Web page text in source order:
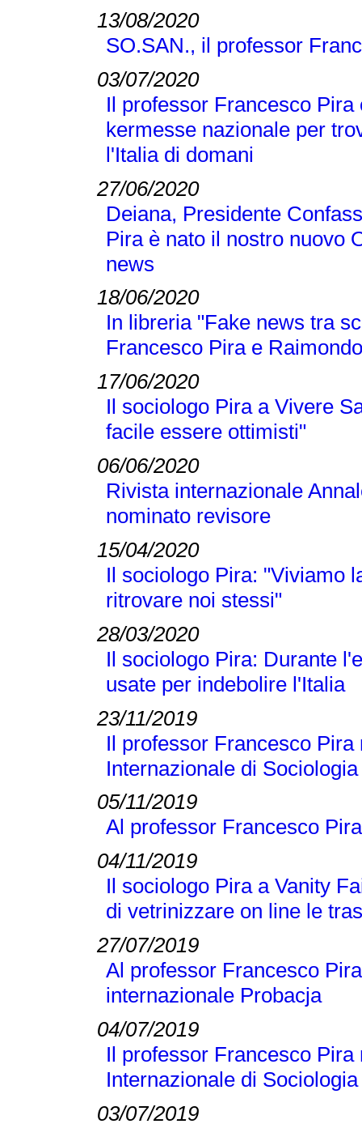
13/08/2020
SO.SAN., il professor
03/07/2020
Il professor Francesco
kermesse nazionale per
l'Italia di domani
27/06/2020
Deiana, Presidente
Pira è nato il nostro nuovo
news
18/06/2020
In libreria "Fake news tra
Francesco Pira e
17/06/2020
Il sociologo Pira a Vivere
facile essere ottimisti"
06/06/2020
Rivista internazionale
nominato revisore
15/04/2020
Il sociologo Pira: "Viviamo
ritrovare noi stessi"
28/03/2020
Il sociologo Pira: Durante
usate per indebolire l'Italia
23/11/2019
Il professor Francesco
Internazionale di
05/11/2019
Al professor Francesco
04/11/2019
Il sociologo Pira a Vanity
di vetrinizzare on line le
27/07/2019
Al professor Francesco
internazionale Probacja
04/07/2019
Il professor Francesco
Internazionale di
03/07/2019